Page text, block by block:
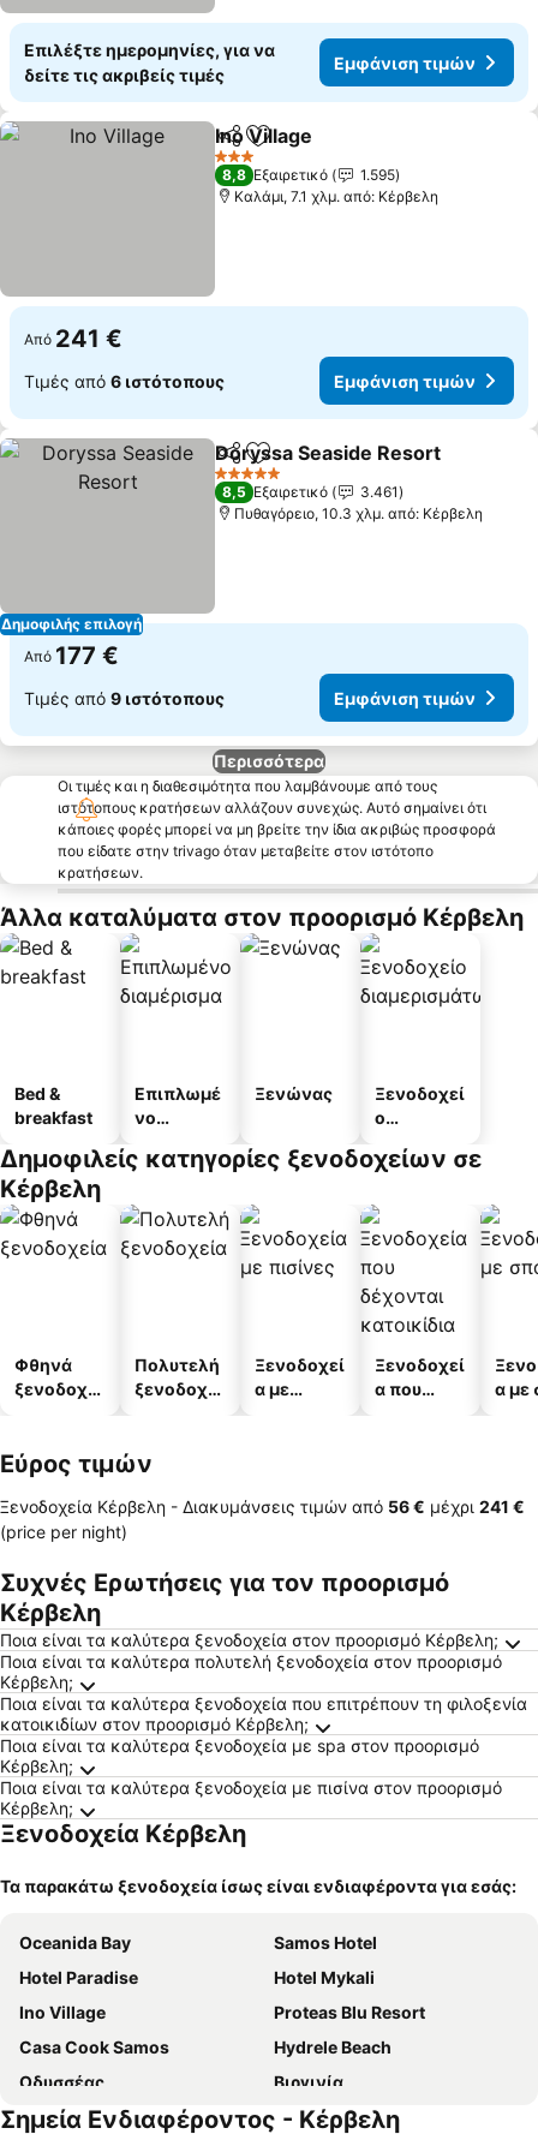
Επιλέξτε ημερομηνίες, για να
δείτε τις ακριβείς τιμές
Εμφάνιση τιμών
Κοινοποίηση
Προσθήκη στα αγαπημένα
Ino Village
3 Αστέρια
8,8 Εξαιρετικό
1.595
Καλάμι, 7.1 χλμ. από: Κέρβελη
Από 241 €
Τιμές από 6 ιστότοπους Εμφάνιση τιμών
Δημοφιλής επιλογή
Κοινοποίηση
Προσθήκη στα αγαπημένα
Doryssa Seaside Resort
5 Αστέρια
8,5 Εξαιρετικό
3.461
Πυθαγόρειο, 10.3 χλμ. από: Κέρβελη
Από 177 €
Τιμές από 9 ιστότοπους Εμφάνιση τιμών
Περισσότερα
Οι τιμές και η διαθεσιμότητα που λαμβάνουμε από τους
ιστότοπους κρατήσεων αλλάζουν συνεχώς. Αυτό σημαίνει ότι
κάποιες φορές μπορεί να μη βρείτε την ίδια ακριβώς προσφορά
που είδατε στην trivago όταν μεταβείτε στον ιστότοπο
κρατήσεων.
Άλλα καταλύματα στον προορισμό Κέρβελη
Bed &
breakfast
Επιπλωμέ
νο
α
Ξενώνας
Ξενοδοχεί
ο
άτων
Δημοφιλείς κατηγορίες ξενοδοχείων σε
Κέρβελη
Φθηνά
ξενοδοχεί
Πολυτελή
ξενοδοχεί
Ξενοδοχεί
α με
Ξενοδοχεί
α που
α με
Εύρος τιμών
Ξενοδοχεία Κέρβελη - Διακυμάνσεις τιμών από ‎56 € μέχρι ‎241 €
(price per night)
Συχνές Ερωτήσεις για τον προορισμό
Κέρβελη
Ποια είναι τα καλύτερα ξενοδοχεία στον προορισμό Κέρβελη;
Ποια είναι τα καλύτερα πολυτελή ξενοδοχεία στον προορισμό
Κέρβελη;
Ποια είναι τα καλύτερα ξενοδοχεία που επιτρέπουν τη φιλοξενία
κατοικιδίων στον προορισμό Κέρβελη;
Ποια είναι τα καλύτερα ξενοδοχεία με spa στον προορισμό
Κέρβελη;
Ποια είναι τα καλύτερα ξενοδοχεία με πισίνα στον προορισμό
Κέρβελη;
Ξενοδοχεία Κέρβελη
Τα παρακάτω ξενοδοχεία ίσως είναι ενδιαφέροντα για εσάς:
Oceanida Bay
Samos Hotel
Hotel Paradise
Hotel Mykali
Ino Village
Proteas Blu Resort
Casa Cook Samos
Hydrele Beach
Οδυσσέας
Βιργινία
Αγνάντι
Scorpios Hotel & Suites
Σημεία Ενδιαφέροντος - Κέρβελη